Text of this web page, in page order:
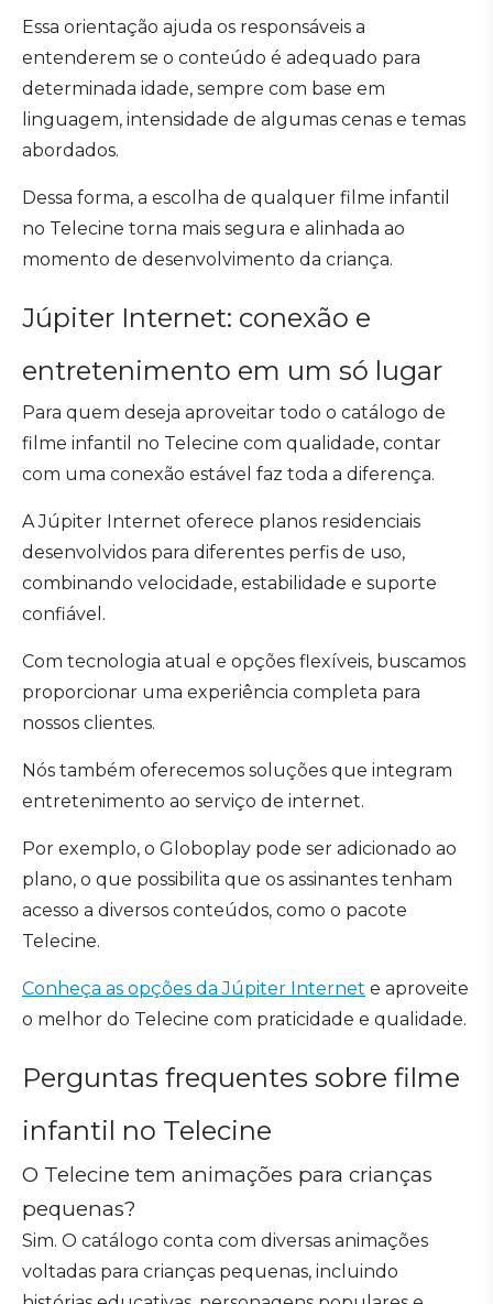
Essa orientação ajuda os responsáveis a
entenderem se o conteúdo é adequado para
determinada idade, sempre com base em
linguagem, intensidade de algumas cenas e temas
abordados.
Dessa forma, a escolha de qualquer filme infantil
no Telecine torna mais segura e alinhada ao
momento de desenvolvimento da criança.
Júpiter Internet: conexão e
entretenimento em um só lugar
Para quem deseja aproveitar todo o catálogo de
filme infantil no Telecine com qualidade, contar
com uma conexão estável faz toda a diferença.
A Júpiter Internet oferece planos residenciais
desenvolvidos para diferentes perfis de uso,
combinando velocidade, estabilidade e suporte
confiável.
Com tecnologia atual e opções flexíveis, buscamos
proporcionar uma experiência completa para
nossos clientes.
Nós também oferecemos soluções que integram
entretenimento ao serviço de internet.
Por exemplo, o Globoplay pode ser adicionado ao
plano, o que possibilita que os assinantes tenham
acesso a diversos conteúdos, como o pacote
Telecine.
Conheça as opções da Júpiter Internet e aproveite
o melhor do Telecine com praticidade e qualidade.
Perguntas frequentes sobre filme
infantil no Telecine
O Telecine tem animações para crianças
pequenas?
Sim. O catálogo conta com diversas animações
voltadas para crianças pequenas, incluindo